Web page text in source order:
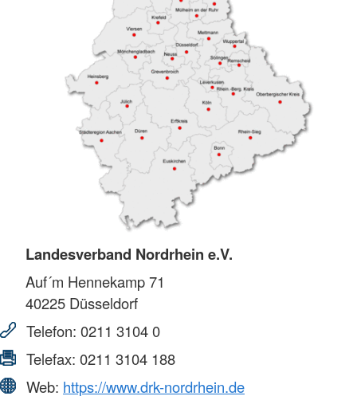
Landesverband Nordrhein e.V.
Auf´m Hennekamp 71
40225 Düsseldorf
Telefon: 0211 3104 0
Telefax: 0211 3104 188
Web: https://www.drk-nordrhein.de